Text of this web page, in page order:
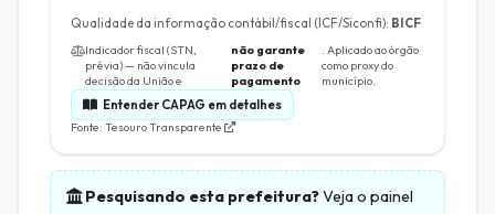
Qualidade da informação contábil/fiscal (ICF/Siconfi): BICF
Indicador fiscal (STN,
prévia) — não vincula
decisão da União e
não garante
prazo de
pagamento
. Aplicado ao órgão
como proxy do
município.
Entender CAPAG em detalhes
Fonte: Tesouro Transparente
Pesquisando esta prefeitura?Veja o painel